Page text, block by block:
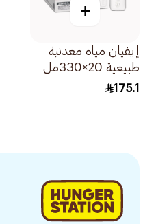
+
إيفيان مياه معدنية
طبيعية 20×330مل
175.1